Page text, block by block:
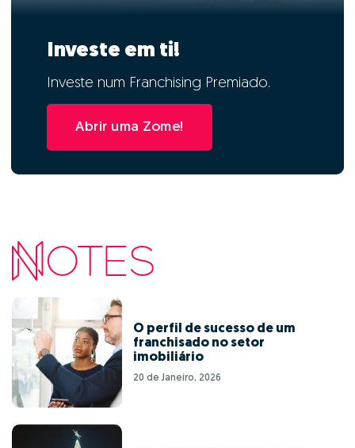
Investe em ti!
Investe num Franchising Premiado.
Abrir uma Zome!
O perfil de sucesso de um
franchisado no setor
imobiliário
20 de Janeiro, 2026